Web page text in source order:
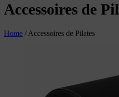
Accessoires de
Home / Accessoires de Pilates